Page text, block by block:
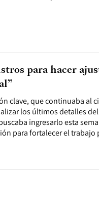
clave, que continuaba al
los últimos detalles
ingresarlo esta
para fortalecer el trabajo
para hacer